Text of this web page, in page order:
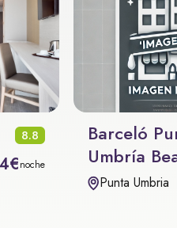
8.8
noche
Barceló
Umbría
Punta Umbria